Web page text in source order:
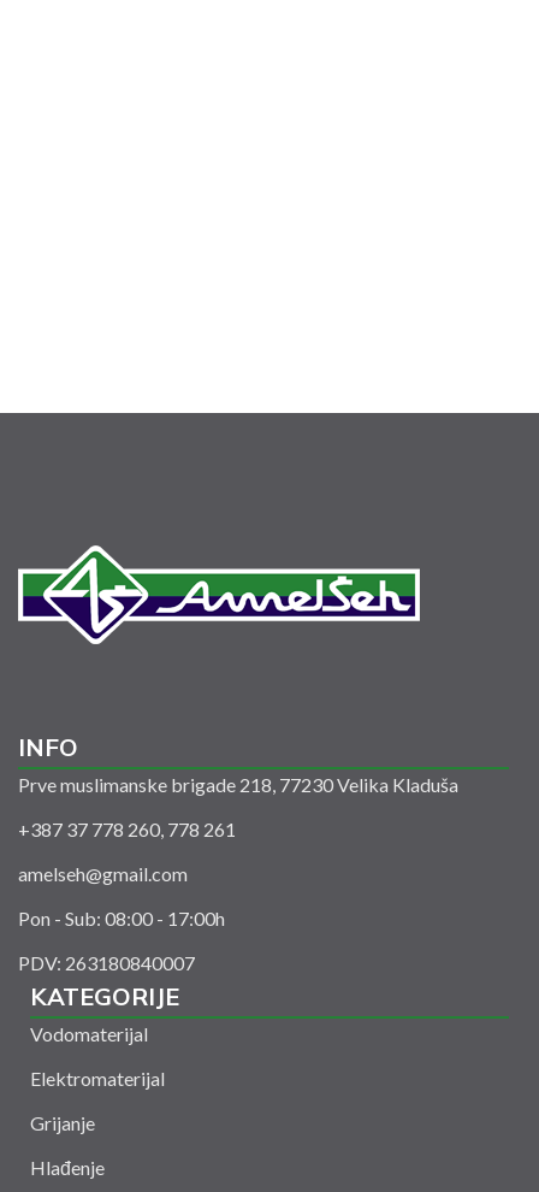
INFO
Prve muslimanske brigade 218, 77230 Velika Kladuša
+387 37 778 260, 778 261
amelseh@gmail.com
Pon - Sub: 08:00 - 17:00h
PDV: 263180840007
KATEGORIJE
Vodomaterijal
Elektromaterijal
Grijanje
Hlađenje